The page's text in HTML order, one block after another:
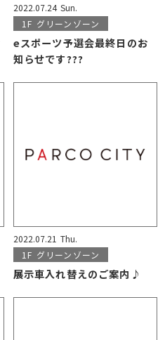
2022.07.24 Sun.
1F グリーンゾーン
eスポーツ予選会最終日のお
知らせです???
2022.07.21 Thu.
1F グリーンゾーン
展示車入れ替えのご案内♪